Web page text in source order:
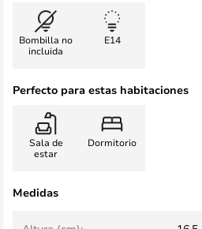
Bombilla no
incluida
E14
Perfecto para estas habitaciones
Sala de
estar
Dormitorio
Medidas